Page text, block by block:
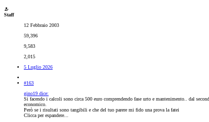
Staff
12 Febbraio 2003
59,396
9,583
2,015
5 Luglio 2026
#163
gino19 dice:
Si facendo i calcoli sono circa 500 euro comprendendo fase urto e mantenimento.. dal
economico.
Però se i risultati sono tangibili e che del tuo parere mi fido una prova la fatei
Clicca per espandere...